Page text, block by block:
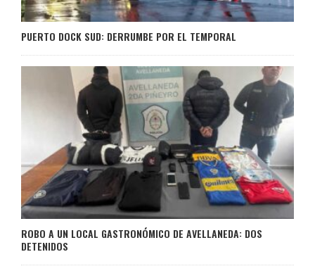
PUERTO DOCK SUD: DERRUMBE POR EL TEMPORAL
ROBO A UN LOCAL GASTRONÓMICO DE AVELLANEDA: DOS
DETENIDOS